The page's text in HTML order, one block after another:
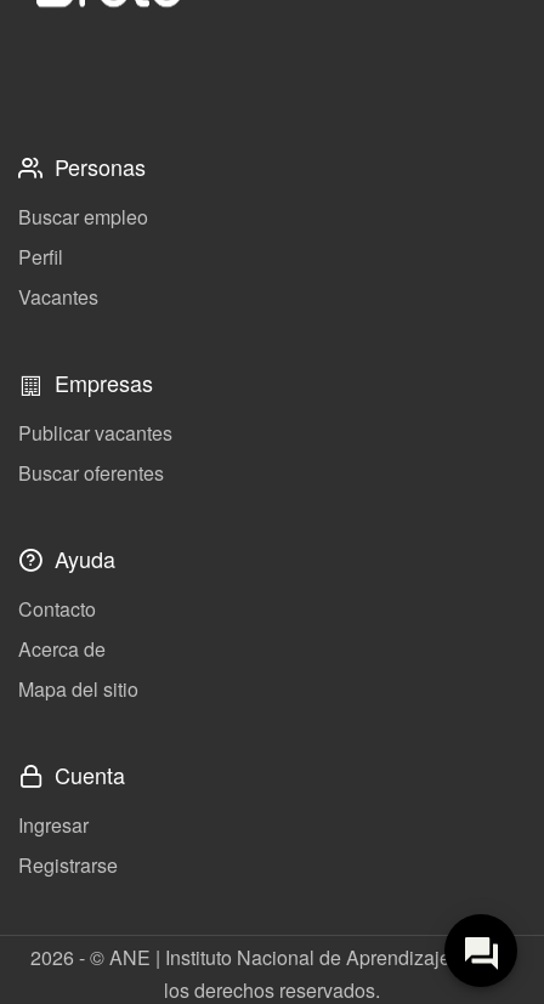
Personas
Buscar empleo
Perfil
Vacantes
Empresas
Publicar vacantes
Buscar oferentes
Ayuda
Contacto
Acerca de
Mapa del sitio
Cuenta
Ingresar
Registrarse
2026 - © ANE | Instituto Nacional de Aprendizaje. Todos
los derechos reservados.